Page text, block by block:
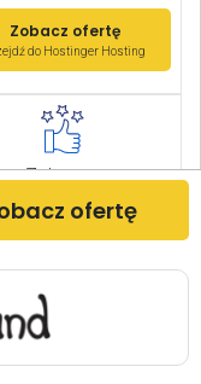
Zobacz ofertę
do Hostinger Hosting
Zalecane
ofertę